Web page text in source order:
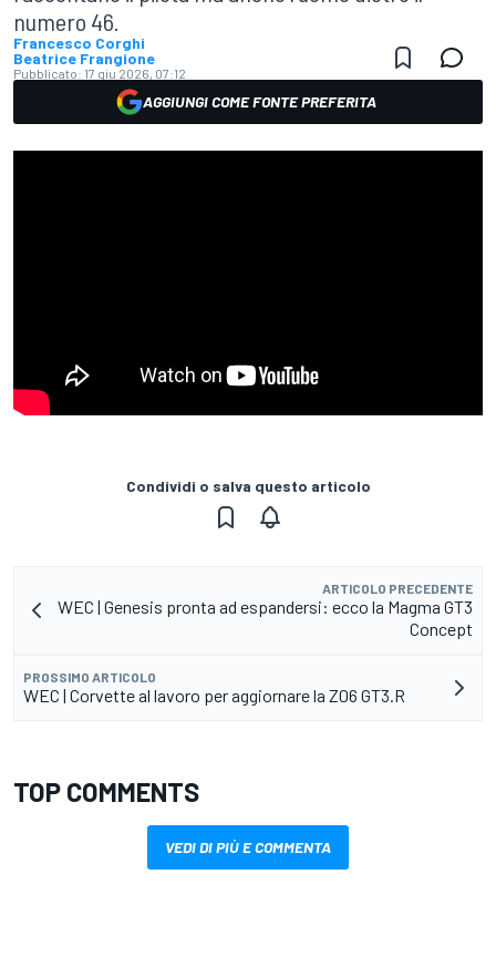
numero 46.
Francesco Corghi
Beatrice Frangione
Pubblicato: 17 giu 2026, 07:12
AGGIUNGI COME FONTE PREFERITA
Condividi o salva questo articolo
ARTICOLO PRECEDENTE
WEC | Genesis pronta ad espandersi: ecco la Magma GT3
Concept
PROSSIMO ARTICOLO
WEC | Corvette al lavoro per aggiornare la Z06 GT3.R
TOP COMMENTS
VEDI DI PIÙ E COMMENTA